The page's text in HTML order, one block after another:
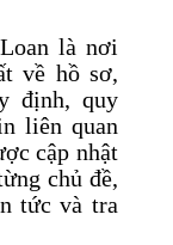
là nơi
về hồ sơ,
định, quy
liên quan
cập nhật
chủ đề,
tức và tra